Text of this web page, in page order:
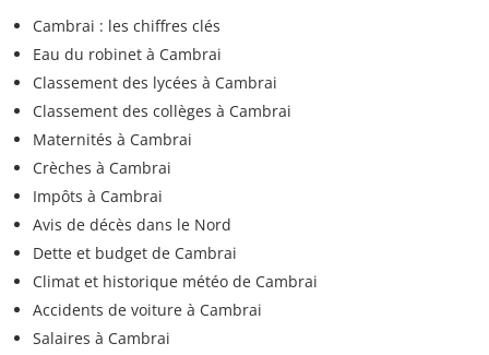
Cambrai : les chiffres clés
Eau du robinet à Cambrai
Classement des lycées à Cambrai
Classement des collèges à Cambrai
Maternités à Cambrai
Crèches à Cambrai
Impôts à Cambrai
Avis de décès dans le Nord
Dette et budget de Cambrai
Climat et historique météo de Cambrai
Accidents de voiture à Cambrai
Salaires à Cambrai